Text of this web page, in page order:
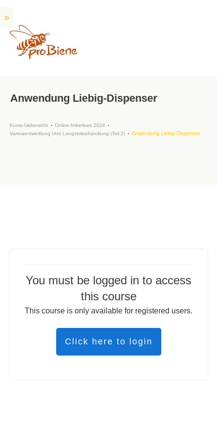
Anwendung Liebig-Dispenser
Kurse-Uebersicht
Online-Imkerkurs 2024
Varroaentwicklung Und Langzeitbehandlung (Teil 2)
Anwendung Liebig-Dispenser
You must be logged in to access
this course
This course is only available for registered users.
Click here to login